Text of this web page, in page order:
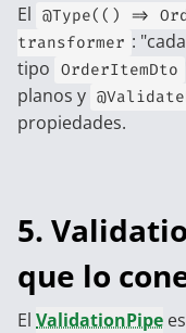
El @Type(() =>
transformer :
tipo OrderItemDto
planos y
propiedades.
5.
que lo
El ValidationPipe